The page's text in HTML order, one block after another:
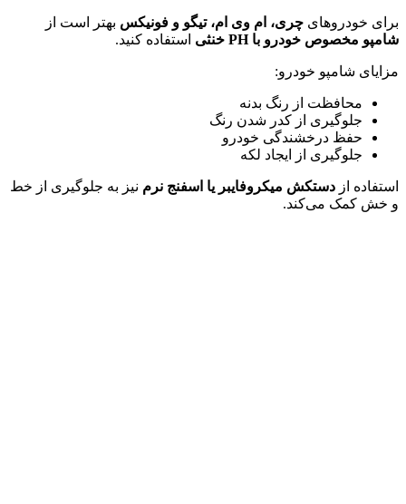
برای خودروهای چری، ام وی ام، تیگو و فونیکس بهتر است از
شامپو مخصوص خودرو با PH خنثی
استفاده کنید.
مزایای شامپو خودرو:
محافظت از رنگ بدنه
جلوگیری از کدر شدن رنگ
حفظ درخشندگی خودرو
جلوگیری از ایجاد لکه
استفاده از دستکش میکروفایبر یا اسفنج نرم نیز به جلوگیری از خط
و خش کمک می‌کند.